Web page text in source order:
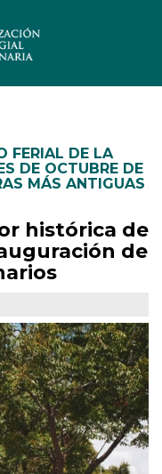
FERIAL DE LA
DE OCTUBRE DE
MÁS ANTIGUAS
histórica de
de